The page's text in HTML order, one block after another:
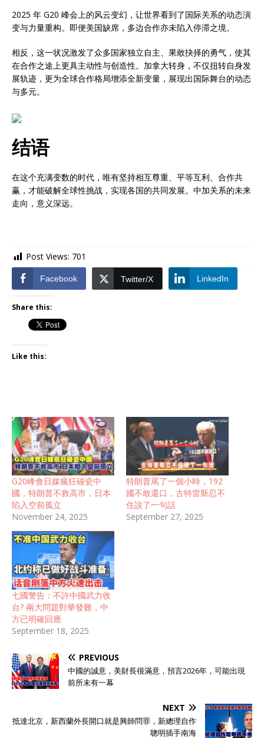
2025 年 G20 峰会上的风云变幻，让世界看到了国际关系的动态演
变与力量重构。即便美国缺席，多边合作亦未陷入停滞之境。
相反，这一状况激发了众多国家独立自主、果敢抉择的勇气，使其
在合作之途上更具主动性与创造性。加拿大转身，不仅扭转自身发
展轨迹，更为全球合作格局增添全新变量，展现出国际舞台的动态
与多元。
结语
在这个充满变数的时代，唯有坚持相互尊重、平等互利、合作共
赢，才能破解全球性挑战，实现各国的共同发展。中加关系的未来
走向，意义深远。
Post Views: 701
Facebook Twitter/X LinkedIn
Share this:
Like this:
G20峰會日媒瘋狂碰瓷中
國，特朗普不救高市，日本
陷入空前孤立
November 24, 2025
特朗普罵了一個小時，192
國不敢還口，古特雷斯忍不
住說了一句話
September 27, 2025
七國警告：不許中國武力收
台? 兩大問題對華發難，中
方已明確回應
September 18, 2025
PREVIOUS
中國的誠意，美財長很滿意，預言2026年，可能出現
前所未有一幕
NEXT
抵達北京，新西蘭外長開口就是興師問罪，新總理自作
聰明插手南海